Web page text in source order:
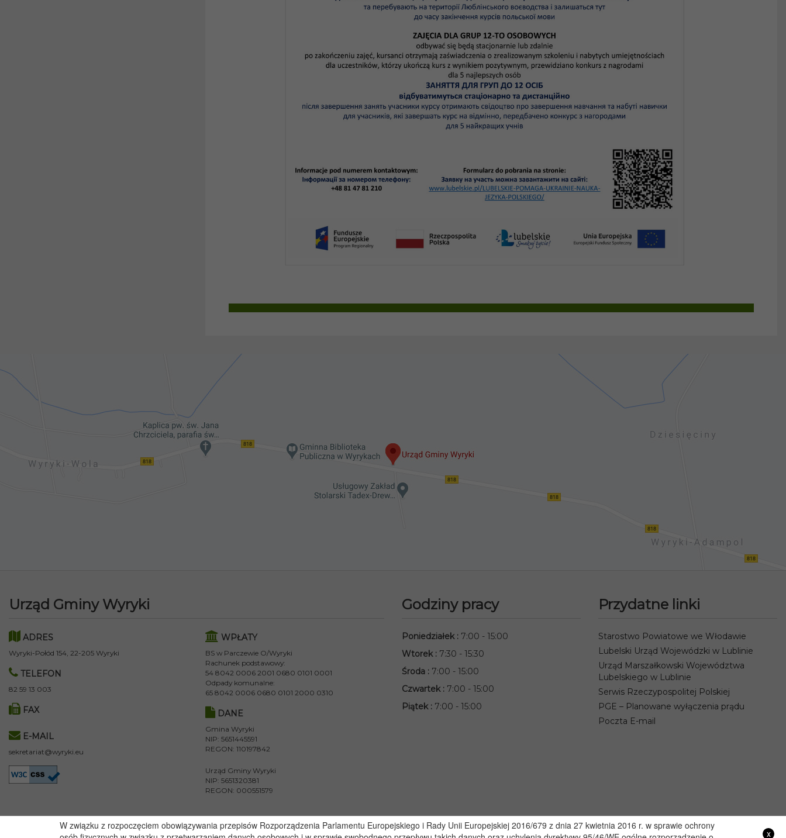
Urząd Gminy Wyryki
ADRES
Wyryki-Połód 154, 22-205 Wyryki
TELEFON
82 59 13 003
FAX
E-MAIL
sekretariat@wyryki.eu
WPŁATY
BS w Parczewie O/Wyryki
Rachunek podstawowy:
54 8042 0006 2001 0680 0101 0001
Odpady komunalne:
65 8042 0006 0680 0101 2000 0310
DANE
Gmina Wyryki
NIP: 5651445591
REGON: 110197842
Urząd Gminy Wyryki
NIP: 5651320381
REGON: 000551579
Godziny pracy
Poniedziałek: 7:00 - 15:00
Wtorek: 7:30 - 15:30
Środa : 7:00 - 15:00
Czwartek: 7:00 - 15:00
Piątek: 7:00 - 15:00
Przydatne linki
Starostwo Powiatowe we Włodawie
Lubelski Urząd Wojewódzki w Lublinie
Urząd Marszałkowski Województwa
Lubelskiego w Lublinie
Serwis Rzeczypospolitej Polskiej
PGE – Planowane wyłączenia prądu
Poczta E-mail
x
W związku z rozpoczęciem obowiązywania przepisów Rozporządzenia Parlamentu Europejskiego i Rady Unii Europejskiej 2016/679 z dnia 27 kwietnia 2016 r. w sprawie ochrony